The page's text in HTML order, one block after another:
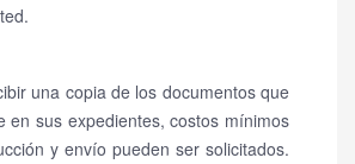
una copia de los documentos que
en sus expedientes, costos mínimos
y envío pueden ser solicitados.